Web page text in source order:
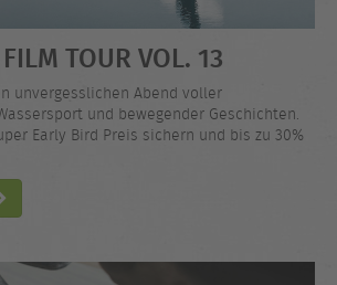
TOUR VOL. 13
unvergesslichen Abend voller
und bewegender Geschichten.
Early Bird Preis sichern und bis zu 30%